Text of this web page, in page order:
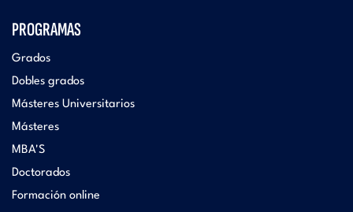
PROGRAMAS
Grados
Dobles grados
Másteres Universitarios
Másteres
MBA'S
Doctorados
Formación online